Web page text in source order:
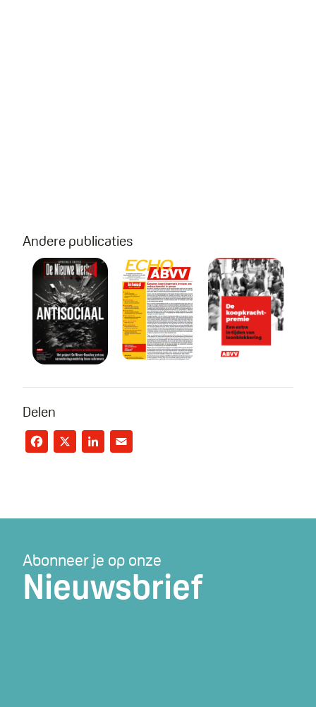
Andere publicaties
De Nieuwe Werker - speciale editie
Echo nr. 1 - 2024
De
Delen
Facebook
X LinkedIn
Abonneer je op onze
Nieuwsbrief